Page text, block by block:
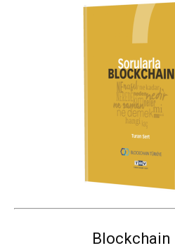
Blockchain